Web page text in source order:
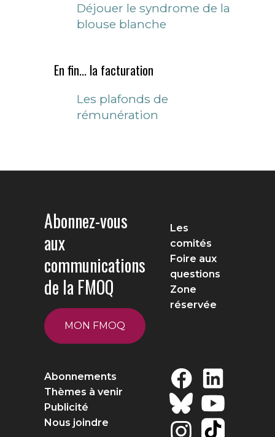
Déjouer le syndrome de la
blouse blanche
En fin... la facturation
Les plafonds de
rémunération
Abonnez-vous
aux
communications
de la FMOQ
MON FMOQ
Les
comités
Foire aux
questions
Zone
réservée
Abonnements
Thèmes à venir
Publicité
Nous joindre